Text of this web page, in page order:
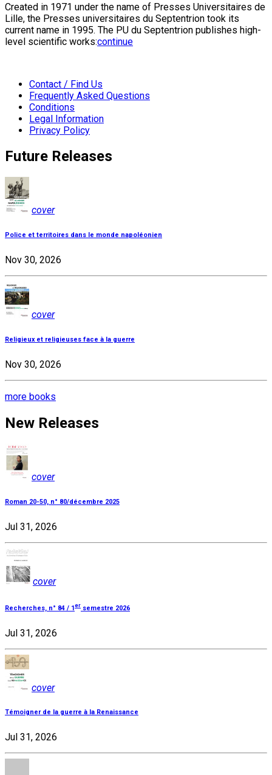
Created in 1971 under the name of Presses Universitaires de
Lille, the Presses universitaires du Septentrion took its
current name in 1995. The PU du Septentrion publishes high-
level scientific works:continue
Contact / Find Us
Frequently Asked Questions
Conditions
Legal Information
Privacy Policy
Future Releases
cover
Police et territoires dans le monde napoléonien
Nov 30, 2026
cover
Religieux et religieuses face à la guerre
Nov 30, 2026
more books
New Releases
cover
Roman 20-50, n° 80/décembre 2025
Jul 31, 2026
cover
Recherches, n° 84 / 1er semestre 2026
Jul 31, 2026
cover
Témoigner de la guerre à la Renaissance
Jul 31, 2026